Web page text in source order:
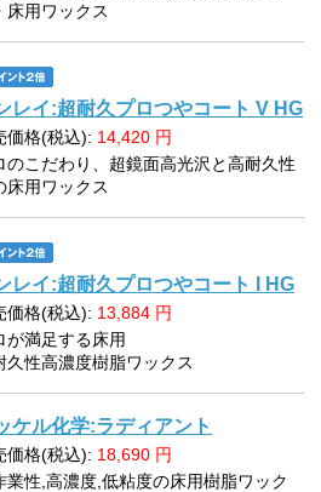
床用ワックス
レイ:超耐久プロつやコート V HG
価格(税込): 14,420 円
のこだわり、超鏡面高光沢と高耐久性
床用ワックス
レイ:超耐久プロつやコート I HG
価格(税込): 13,884 円
が満足する床用
久性高濃度樹脂ワックス
ケル化学:ラディアント
価格(税込): 18,690 円
業性,高濃度,低粘度の床用樹脂ワック